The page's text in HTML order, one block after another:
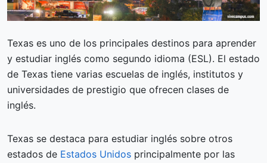
Texas es uno de los principales destinos para aprender
y estudiar inglés como segundo idioma (ESL). El estado
de Texas tiene varias escuelas de inglés, institutos y
universidades de prestigio que ofrecen clases de
inglés.
Texas se destaca para estudiar inglés sobre otros
estados de Estados Unidos principalmente por las